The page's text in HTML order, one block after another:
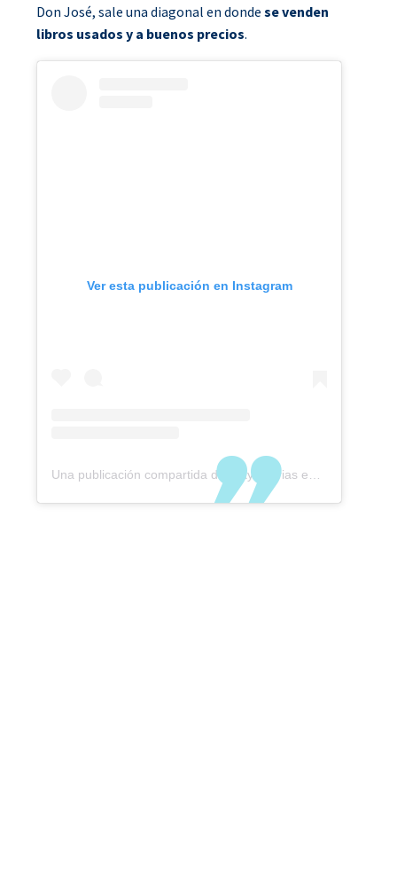
Don José, sale una diagonal en dondese venden
libros usados y a buenos precios.
Ver esta publicación en Instagram